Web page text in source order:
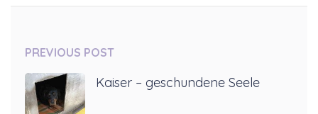
PREVIOUS POST
Kaiser – geschundene Seele